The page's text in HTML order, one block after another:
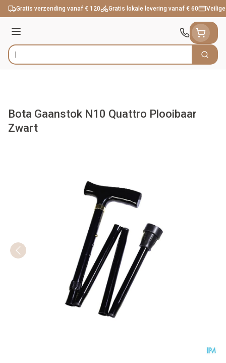
Ga naar de inhoud
Gratis verzending vanaf € 120 Gratis lokale levering vanaf € 60
Menu
Product, merk, categorie... Zoek
Bota Gaanstok N10 Quattro Plooibaar
Zwart